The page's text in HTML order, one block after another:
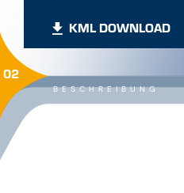
KML DOWNLOAD
BESCHREIBUNG
02